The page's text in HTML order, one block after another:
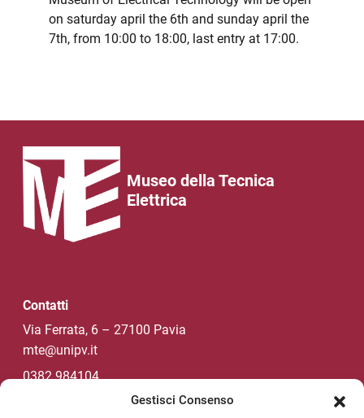
Gestisci Consenso
on saturday april the 6th and sunday april the
7th, from 10:00 to 18:00, last entry at 17:00.
Museo della Tecnica
Elettrica
Contatti
Via Ferrata, 6 – 27100 Pavia
mte@unipv.it
0382 984104